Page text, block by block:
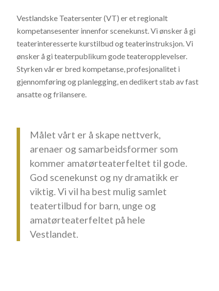
Vestlandske Teatersenter (VT) er et regionalt
kompetansesenter innenfor scenekunst. Vi ønsker å gi
teaterinteresserte kurstilbud og teaterinstruksjon. Vi
ønsker å gi teaterpublikum gode teateropplevelser.
Styrken vår er bred kompetanse, profesjonalitet i
gjennomføring og planlegging, en dedikert stab av fast
ansatte og frilansere.
Målet vårt er å skape nettverk,
arenaer og samarbeidsformer som
kommer amatørteaterfeltet til gode.
God scenekunst og ny dramatikk er
viktig. Vi vil ha best mulig samlet
teatertilbud for barn, unge og
amatørteaterfeltet på hele
Vestlandet.